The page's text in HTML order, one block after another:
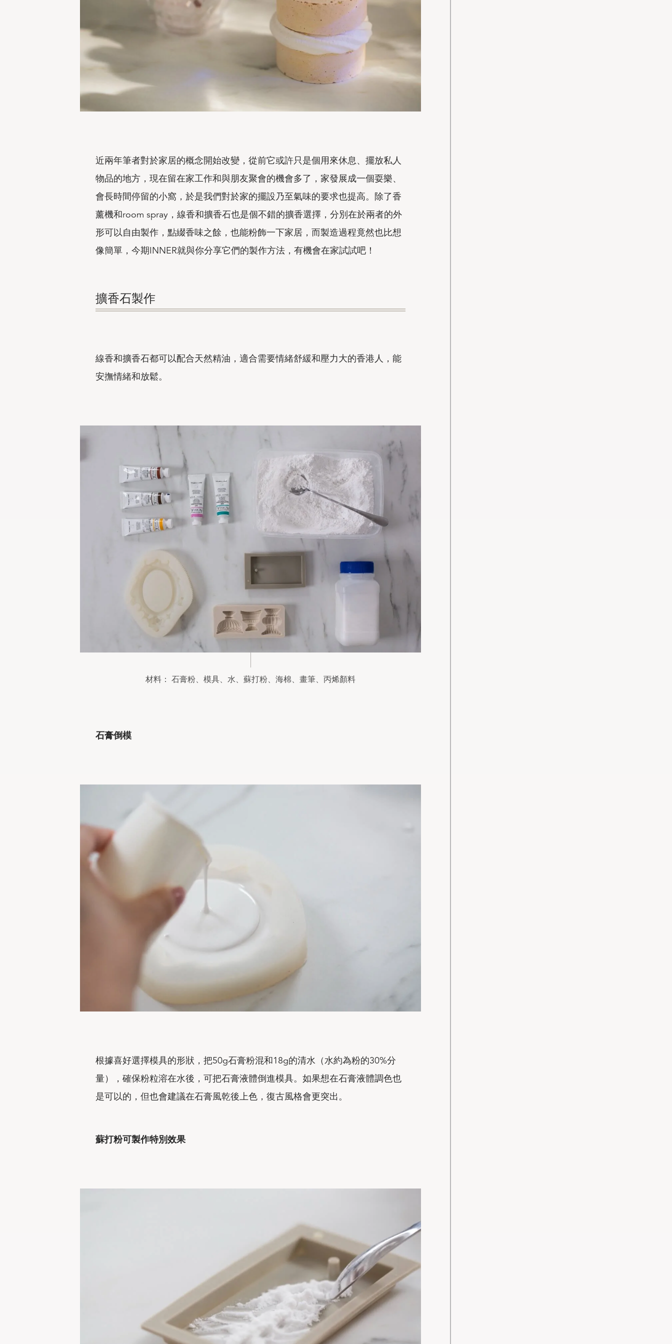
近兩年筆者對於家居的概念開始改變，從前它或許只是個用來休息、擺放私人
物品的地方，現在留在家工作和與朋友聚會的機會多了，家發展成一個耍樂、
會長時間停留的小窩，於是我們對於家的擺設乃至氣味的要求也提高。除了香
薰機和room spray，線香和擴香石也是個不錯的擴香選擇，分別在於兩者的外
形可以自由製作，點綴香味之餘，也能粉飾一下家居，而製造過程竟然也比想
像簡單，今期INNER就與你分享它們的製作方法，有機會在家試試吧！
擴香石製作
線香和擴香石都可以配合天然精油，適合需要情緒舒緩和壓力大的香港人，能
安撫情緒和放鬆。
材料： 石膏粉、模具、水、蘇打粉、海棉、畫筆、丙烯顏料
石膏倒模
根據喜好選擇模具的形狀，把50g石膏粉混和18g的清水（水約為粉的30%分
量），確保粉粒溶在水後，可把石膏液體倒進模具。如果想在石膏液體調色也
是可以的，但也會建議在石膏風乾後上色，復古風格會更突出。
蘇打粉可製作特別效果